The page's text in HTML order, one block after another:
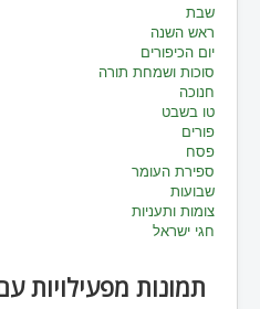
שבת
ראש השנה
יום הכיפורים
סוכות ושמחת תורה
חנוכה
טו בשבט
פורים
פסח
ספירת העומר
שבועות
צומות ותעניות
חגי ישראל
תמונות מפעילויות